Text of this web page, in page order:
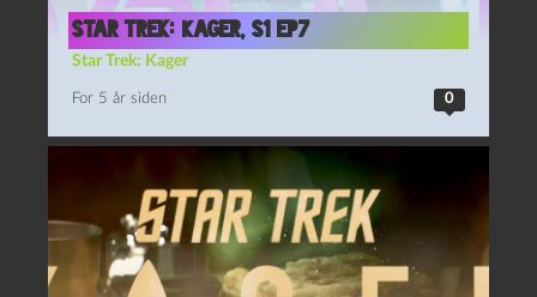
Star Trek: Kager, S1 Ep7
Star Trek: Kager
For 5 år siden 0